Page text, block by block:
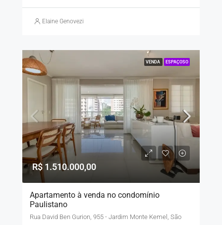
Elaine Genovezi
VENDA ESPAÇOSO
R$ 1.510.000,00
Apartamento à venda no condomínio
Paulistano
Rua David Ben Gurion, 955 - Jardim Monte Kemel, São